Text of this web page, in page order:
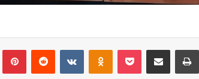
PinterestReddit VKontakteOdnoklassniki
Pocket Share via Email